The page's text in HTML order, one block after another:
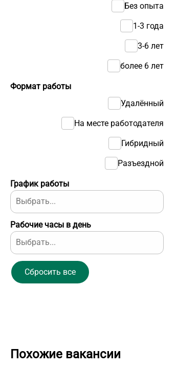
Без опыта
1-3 года
3-6 лет
более 6 лет
График работы
Рабочие часы в день
Формат работы
Удалённый
На месте работодателя
Гибридный
Разъездной
Сбросить все
Похожие вакансии